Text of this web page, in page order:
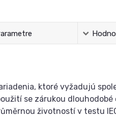
ktoré vyžadujú
se zárukou
životností v testu